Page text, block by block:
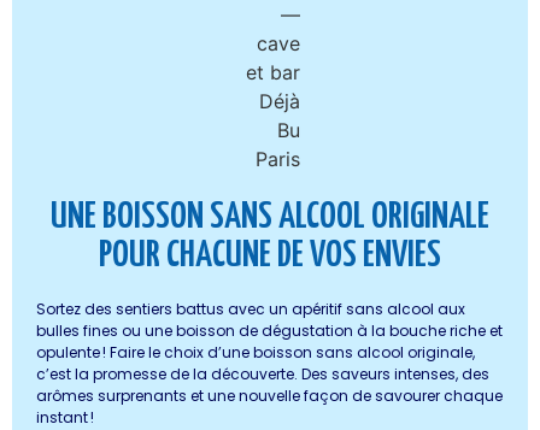
UNE BOISSON SANS ALCOOL ORIGINALE
POUR CHACUNE DE VOS ENVIES
Sortez des sentiers battus avec un apéritif sans alcool aux
bulles fines ou une boisson de dégustation à la bouche riche et
opulente! Faire le choix d’une boisson sans alcool originale,
c’est la promesse de la découverte. Des saveurs intenses, des
arômes surprenants et une nouvelle façon de savourer chaque
instant!